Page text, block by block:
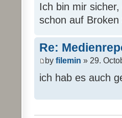
Ich bin mir
schon auf
Re:
by filemin » 29.
ich hab es auch